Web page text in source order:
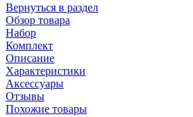
Вернуться в раздел
Обзор товара
Набор
Комплект
Описание
Характеристики
Аксессуары
Отзывы
Похожие товары